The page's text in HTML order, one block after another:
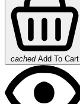
cached Add To Cart